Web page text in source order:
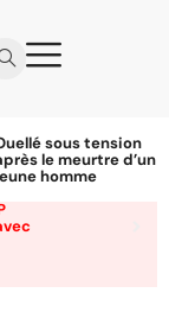
sous tension
le meurtre d’un
homme